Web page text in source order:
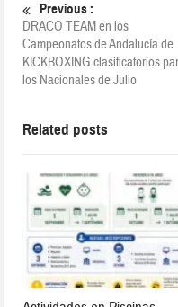
Previous :
DRACO TEAM en los
Campeonatos de Andalucía de
KICKBOXING clasificatorios
los Nacionales de Julio
Related posts